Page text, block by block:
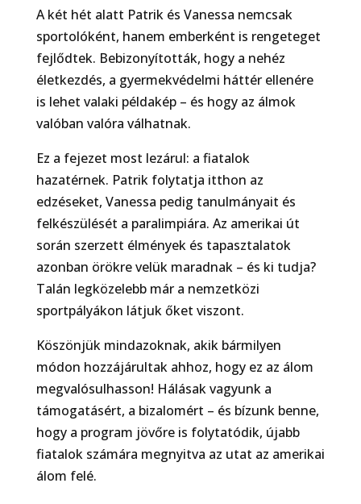
A két hét alatt Patrik és Vanessa nemcsak
sportolóként, hanem emberként is rengeteget
fejlődtek. Bebizonyították, hogy a nehéz
életkezdés, a gyermekvédelmi háttér ellenére
is lehet valaki példakép – és hogy az álmok
valóban valóra válhatnak.
Ez a fejezet most lezárul: a fiatalok
hazatérnek. Patrik folytatja itthon az
edzéseket, Vanessa pedig tanulmányait és
felkészülését a paralimpiára. Az amerikai út
során szerzett élmények és tapasztalatok
azonban örökre velük maradnak – és ki tudja?
Talán legközelebb már a nemzetközi
sportpályákon látjuk őket viszont.
Köszönjük mindazoknak, akik bármilyen
módon hozzájárultak ahhoz, hogy ez az álom
megvalósulhasson! Hálásak vagyunk a
támogatásért, a bizalomért – és bízunk benne,
hogy a program jövőre is folytatódik, újabb
fiatalok számára megnyitva az utat az amerikai
álom felé.